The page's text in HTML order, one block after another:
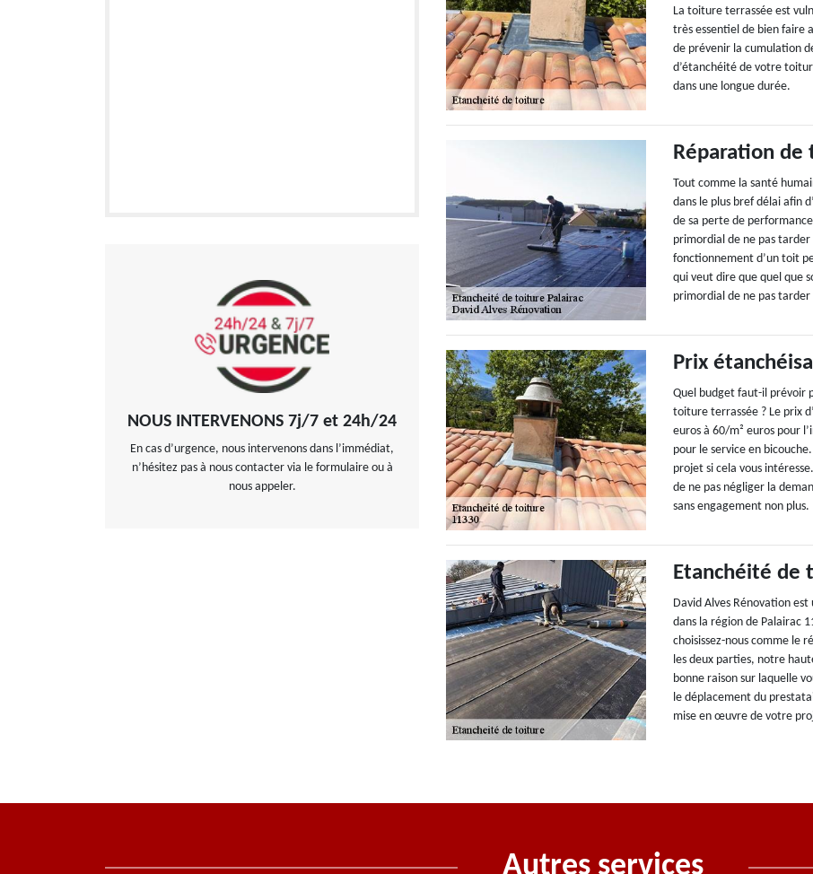
NOUS INTERVENONS 7j/7 et 24h/24
En cas d’urgence, nous intervenons dans l’immédiat,
n’hésitez pas à nous contacter via le formulaire ou à
nous appeler.
La toiture terrassée est
très essentiel de bien faire
de prévenir la cumulation
d’étanchéité de votre
dans une longue durée.
Réparation de
Tout comme la santé
dans le plus bref délai afin
de sa perte de
primordial de ne pas
fonctionnement d’un toit
qui veut dire que quel que
primordial de ne pas tarder
Prix
Quel budget faut-il prévoir
toiture terrassée ? Le prix
euros à 60/m² euros pour
pour le service en
projet si cela vous
de ne pas négliger la
sans engagement non plus.
Etanchéité de
David Alves Rénovation
dans la région de Palairac
choisissez-nous comme le
les deux parties, notre
bonne raison sur laquelle
le déplacement du
mise en œuvre de votre
Autres services